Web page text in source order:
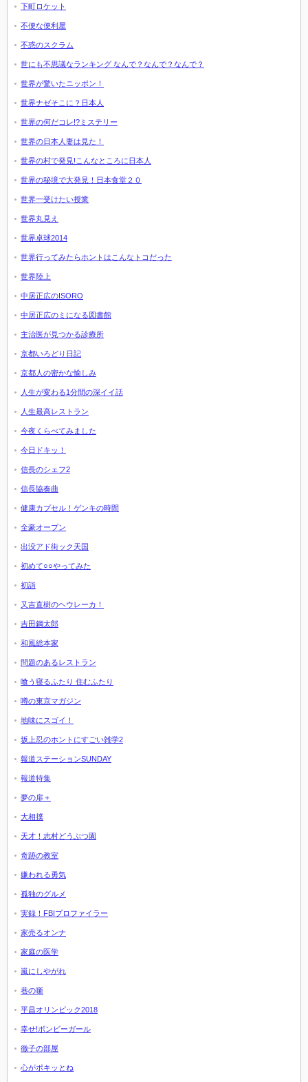
下町ロケット
不便な便利屋
不惑のスクラム
世にも不思議なランキング なんで？なんで？なんで？
世界が驚いたニッポン！
世界ナゼそこに？日本人
世界の何だコレ!?ミステリー
世界の日本人妻は見た！
世界の村で発見!こんなところに日本人
世界の秘境で大発見！日本食堂２０
世界一受けたい授業
世界丸見え
世界卓球2014
世界行ってみたらホントはこんなトコだった
世界陸上
中居正広のISORO
中居正広のミになる図書館
主治医が見つかる診療所
京都いろどり日記
京都人の密かな愉しみ
人生が変わる1分間の深イイ話
人生最高レストラン
今夜くらべてみました
今日ドキッ！
信長のシェフ2
信長協奏曲
健康カプセル！ゲンキの時間
全豪オープン
出没アド街ック天国
初めて○○やってみた
初詣
又吉直樹のヘウレーカ！
吉田鋼太郎
和風総本家
問題のあるレストラン
喰う寝るふたり 住むふたり
噂の東京マガジン
地味にスゴイ！
坂上忍のホントにすごい雑学2
報道ステーションSUNDAY
報道特集
夢の扉＋
大相撲
天才！志村どうぶつ園
奇跡の教室
嫌われる勇気
孤独のグルメ
実録！FBIプロファイラー
家売るオンナ
家庭の医学
嵐にしやがれ
巷の噺
平昌オリンピック2018
幸せ!ボンビーガール
徹子の部屋
心がポキッとね